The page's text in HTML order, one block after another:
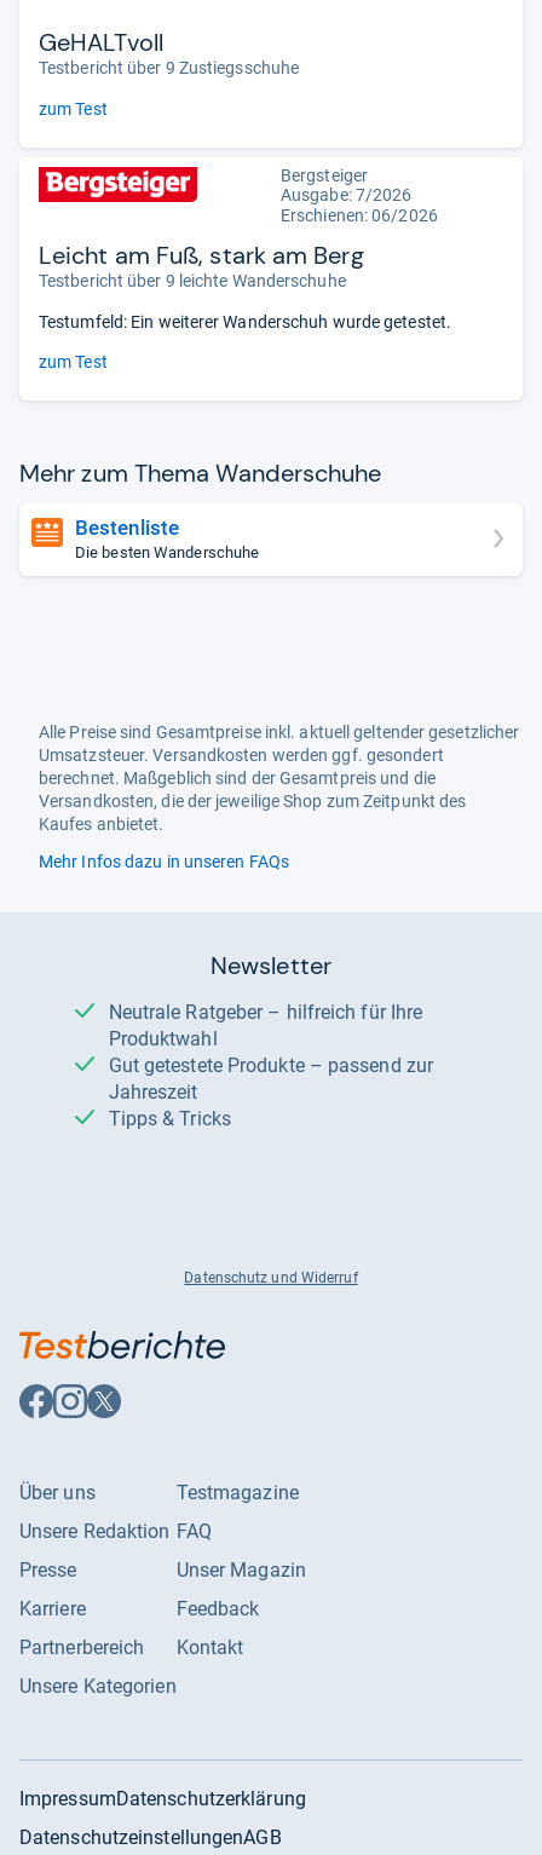
GeHALTvoll
Testbericht über 9 Zustiegsschuhe
zum Test
Bergsteiger
Ausgabe: 7/2026
Erschienen:06/2026
Leicht am Fuß, stark am Berg
Testbericht über 9 leichte Wanderschuhe
Testumfeld: Ein weiterer Wanderschuh wurde getestet.
zum Test
Mehr zum Thema Wan­der­schuhe
Bestenliste
Die besten Wanderschuhe
Alle Preise sind Gesamtpreise inkl. aktuell geltender gesetzlicher
Umsatzsteuer. Versandkosten werden ggf. gesondert
berechnet. Maßgeblich sind der Gesamtpreis und die
Versandkosten, die der jeweilige Shop zum Zeitpunkt des
Kaufes anbietet.
Mehr Infos dazu in unseren FAQs
Newsletter
Neutrale Ratgeber – hilfreich für Ihre
Produktwahl
Gut getestete Produkte – passend zur
Jahreszeit
Tipps & Tricks
Datenschutz und Widerruf
Auf
Facebook
Auf
Instagram
Auf
X
Über uns
Unsere Redaktion
Presse
Karriere
Partnerbereich
Unsere Kategorien
Testmagazine
FAQ
Unser Magazin
Feedback
Kontakt
ImpressumDatenschutzerklärung
DatenschutzeinstellungenAGB